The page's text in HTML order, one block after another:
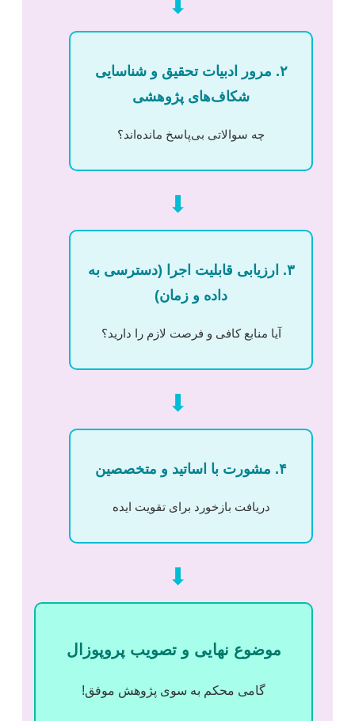
⬇
۲. مرور ادبیات تحقیق و شناسایی
شکاف‌های پژوهشی
چه سوالاتی بی‌پاسخ مانده‌اند؟
⬇
۳. ارزیابی قابلیت اجرا (دسترسی به
داده و زمان)
آیا منابع کافی و فرصت لازم را دارید؟
⬇
۴. مشورت با اساتید و متخصصین
دریافت بازخورد برای تقویت ایده
⬇
موضوع نهایی و تصویب پروپوزال
گامی محکم به سوی پژوهش موفق!